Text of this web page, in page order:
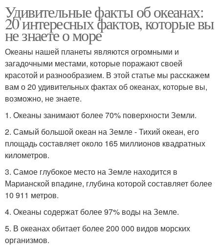
Удивительные факты об океанах:
20 интересных фактов, которые вы
не знаете о море
Океаны нашей планеты являются огромными и
загадочными местами, которые поражают своей
красотой и разнообразием. В этой статье мы расскажем
вам о 20 удивительных фактах об океанах, которые вы,
возможно, не знаете.
1. Океаны занимают более 70% поверхности Земли.
2. Самый большой океан на Земле - Тихий океан, его
площадь составляет около 165 миллионов квадратных
километров.
3. Самое глубокое место на Земле находится в
Марианской впадине, глубина которой составляет более
10 911 метров.
4. Океаны содержат более 97% воды на Земле.
5. В океанах обитает более 200 000 видов морских
организмов.